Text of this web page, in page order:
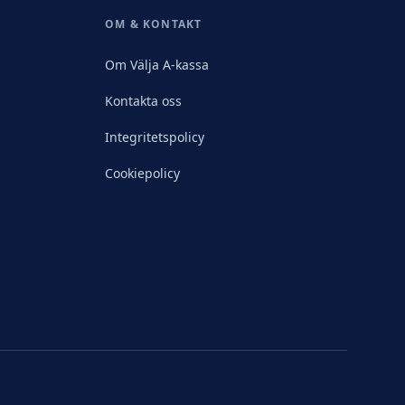
OM & KONTAKT
Om Välja A-kassa
Kontakta oss
Integritetspolicy
Cookiepolicy